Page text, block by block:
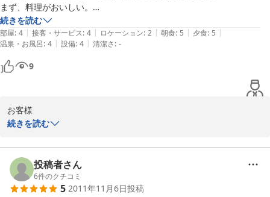
まず、料理がおいしい。
部屋も1組だけなのでゆったりできる。
普段体験できない自然とのふれあいは子供だけでなく大人にとっても貴
重な体験でした。
またこちらに行く機会があれば利用したい宿です。
続きを読む
部屋: 4 | 接客・サービス: 4 | ロケーション: 2 | 朝食: 5 | 夕食: 5 |
温泉・お風呂: 4 | 設備: 4 | 清潔さ: -
9
お客様
これからは　ホームページをわかりやすく改正致しますので
ご迷惑かけ致しました事　深くお詫び申し上げます
春蘭の里　実行委員会
続きを読む
投稿者さん
6件のクチコミ
5 2011年11月6日投稿